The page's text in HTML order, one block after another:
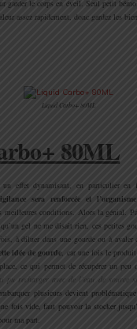
garder le corps en éveil. Seul petit
assez rapidement, donc gardez les
Liquid Carbo+ 80ML
80ML
effet dynamisant, en particulier en
sera renforcée et
meilleures conditions. Alors la génial.
gel ne me disait rien, ces petites
à diluer dans une gourde ou à avaler
idée de gourde , car une fois le
ce qui permet de récupérer un peu
pu recharger avec de l’eau de
plusieurs devient
fois vide, faut pouvoir la stocker
ma part.